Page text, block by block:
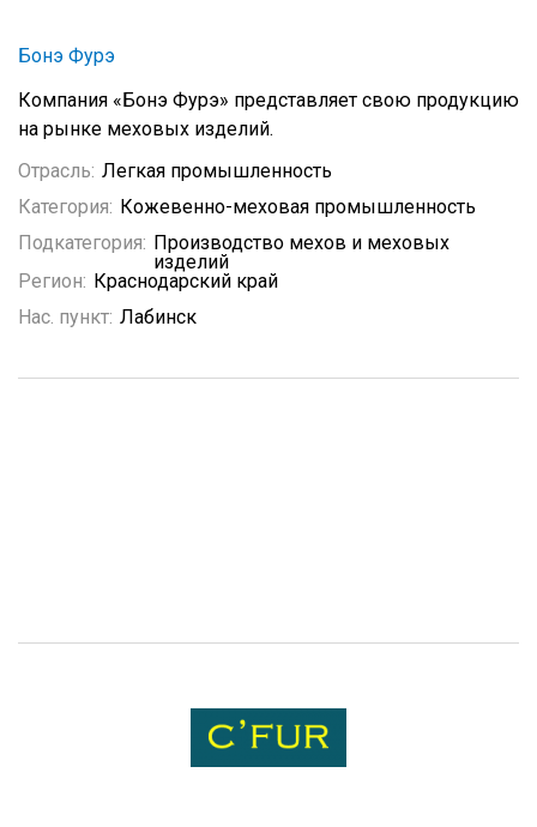
Бонэ Фурэ
Компания «Бонэ Фурэ» представляет свою продукцию
на рынке меховых изделий.
Отрасль: Легкая промышленность
Категория: Кожевенно-меховая промышленность
Подкатегория: Производство мехов и меховых
изделий
Регион: Краснодарский край
Нас. пункт: Лабинск